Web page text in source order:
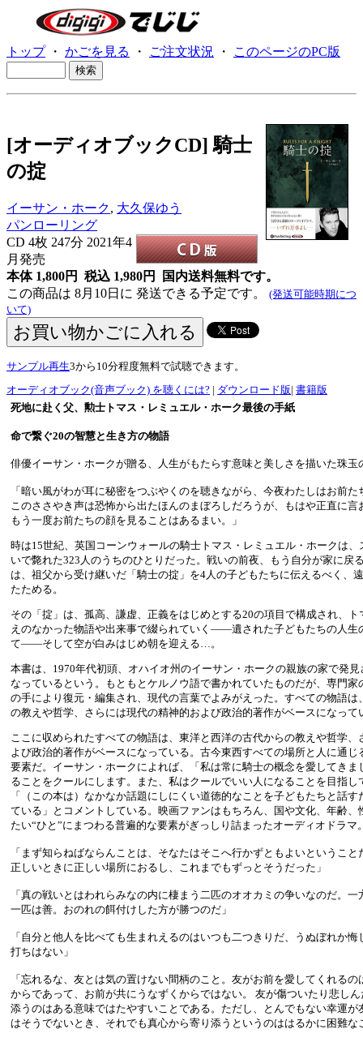
トップ・ かごを見る ・ ご注文状況 ・ このページのPC版
[オーディオブックCD] 騎士
の掟
イーサン・ホーク, 大久保ゆう
パンローリング
CD 4枚 247分 2021年4
月発売
本体 1,800円 税込 1,980円
国内送料無料です。
この商品は 8月10日に 発送できる予定です。 (発送可能時期につ
いて)
サンプル再生3から10分程度無料で試聴できます。
オーディオブック(音声ブック) を聴くには? | ダウンロード版| 書籍版
死地に赴く父、勲士トマス・レミュエル・ホーク最後の手紙
命で繋ぐ20の智慧と生き方の物語
俳優イーサン・ホークが贈る、人生がもたらす意味と美しさを描いた珠玉
「暗い風がわが耳に秘密をつぶやくのを聴きながら、今夜わたしはお前
このささやき声は恐怖から出たほんのまぼろしだろうが、もはや正直に言
もう一度お前たちの顔を見ることはあるまい。」
時は15世紀、英国コーンウォールの騎士トマス・レミュエル・ホークは
いで斃れた323人のうちのひとりだった。戦いの前夜、もう自分が家に戻
は、祖父から受け継いだ「騎士の掟」を4人の子どもたちに伝えるべく、
たためる。
その「掟」は、孤高、謙虚、正義をはじめとする20の項目で構成され、
えのなかった物語や出来事で綴られていく――遺された子どもたちの人生
て――そして空が白みはじめ朝を迎える…。
本書は、1970年代初頭、オハイオ州のイーサン・ホークの親族の家で発
なっているという。もともとケルノウ語で書かれていたものだが、専門家
の手により復元・編集され、現代の言葉でよみがえった。すべての物語は
の教えや哲学、さらには現代の精神的および政治的著作がベースになって
ここに収められたすべての物語は、東洋と西洋の古代からの教えや哲学、
よび政治的著作がベースになっている。古今東西すべての場所と人に通じ
要素だ。イーサン・ホークによれば、「私は常に騎士の概念を愛してきま
ることをクールにします。また、私はクールでいい人になることを目指し
「（この本は）なかなか話題にしにくい道徳的なことを子どもたちと話
ている」とコメントしている。映画ファンはもちろん、国や文化、年齢、
たい“ひと”にまつわる普遍的な要素がぎっしり詰まったオーディオドラマ
「まず知らねばならんことは、そなたはそこへ行かずともよいというこ
正しいときに正しい場所におるし、これまでもずっとそうだった」
「真の戦いとはわれらみなの内に棲まう二匹のオオカミの争いなのだ。
一匹は善。おのれの餌付けした方が勝つのだ」
「自分と他人を比べても生まれえるのはいつも二つきりだ、うぬぼれか
打ちはない」
「忘れるな、友とは気の置けない間柄のこと。友がお前を愛してくれる
からであって、お前が共にうなずくからではない。 友が傷ついたり悲し
添うのはある意味ではたやすいことである。ただし、とんでもない幸運が
はそうでないとき、それでも真心から寄り添うというのははるかに困難な